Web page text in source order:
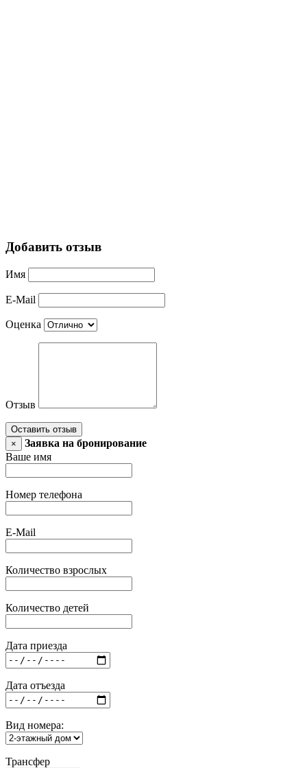
Добавить отзыв
Имя
E-Mail
Оценка
Отзыв
Оставить отзыв
×
Заявка на бронирование
Ваше имя
Номер телефона
E-Mail
Количество взрослых
Количество детей
Дата приезда
Дата отъезда
Вид номера:
Трансфер